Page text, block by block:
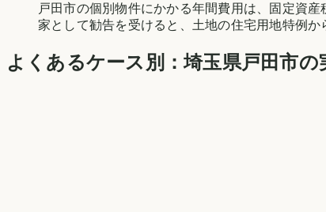
戸田市の個別物件にかかる年間費用は、固定資
家として勧告を受けると、土地の住宅用地特例か
よくあるケース別：埼玉県戸田市の